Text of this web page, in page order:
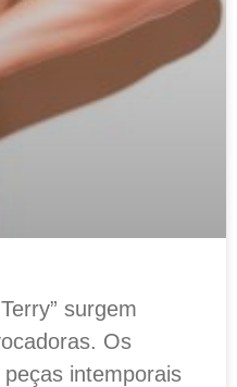
surgem
Os
intemporais